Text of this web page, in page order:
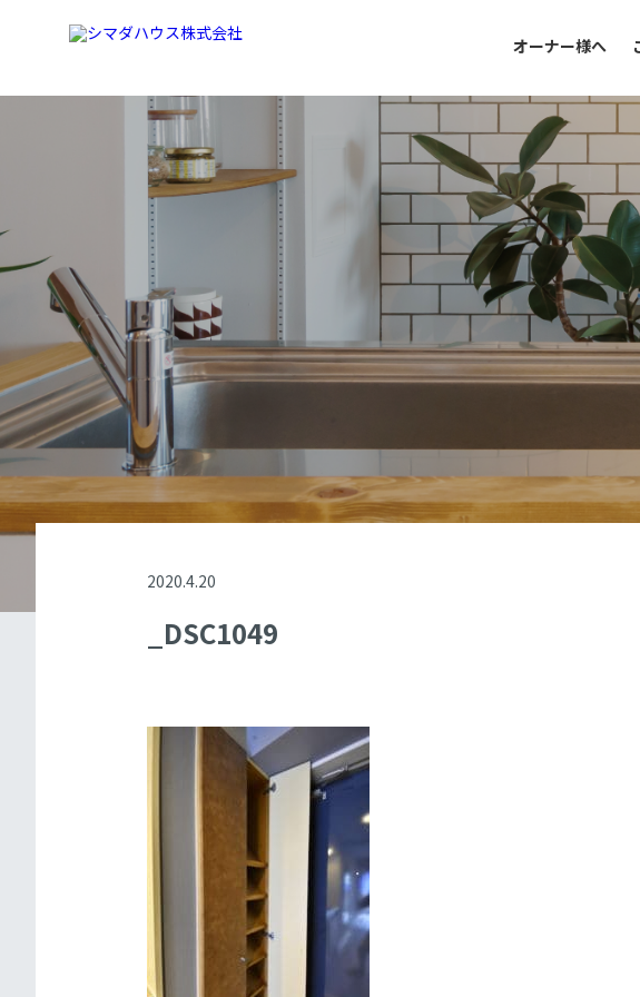
オーナー様へ
2020.4.20
_DSC1049